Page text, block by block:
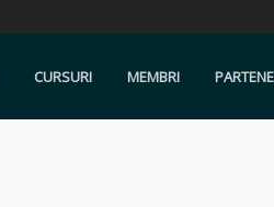
CURSURI MEMBRI